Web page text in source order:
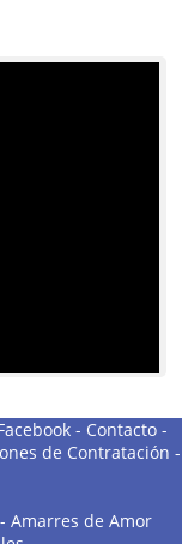
- Contacto-
de Contratación -
- Amarres de Amor